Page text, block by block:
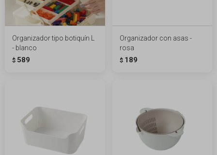
Organizador tipo botiquín L
- blanco
$ 589
Organizador con asas -
rosa
$ 189